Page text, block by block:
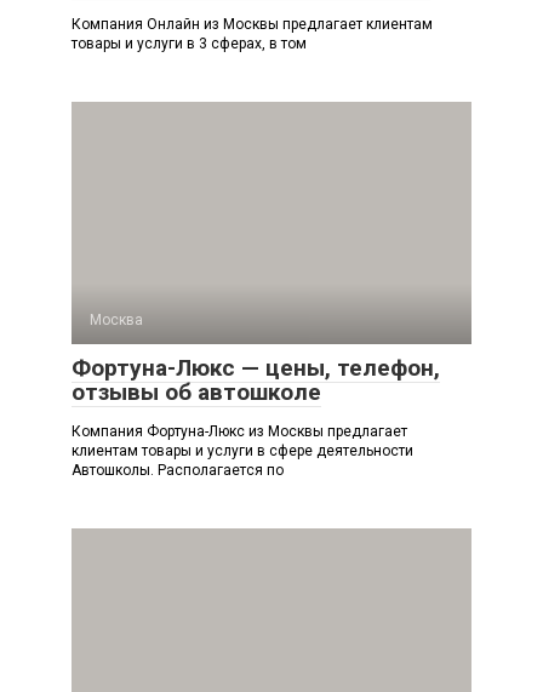
Компания Онлайн из Москвы предлагает клиентам
товары и услуги в 3 сферах, в том
Москва
Фортуна-Люкс — цены, телефон,
отзывы об автошколе
Компания Фортуна-Люкс из Москвы предлагает
клиентам товары и услуги в сфере деятельности
Автошколы. Располагается по